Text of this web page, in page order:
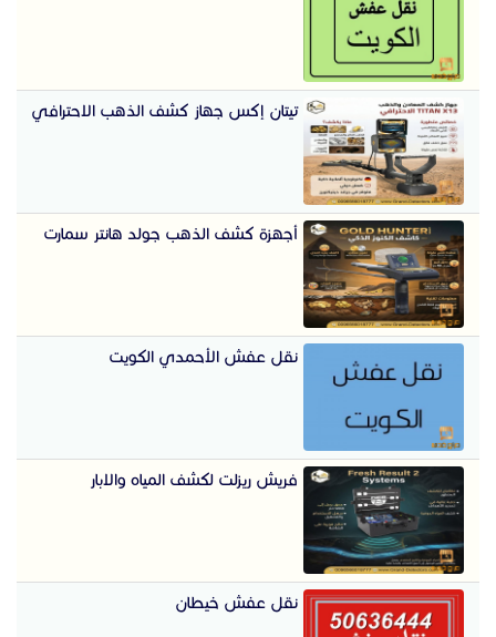
تيتان إكس جهاز كشف الذهب الاحترافي
أجهزة كشف الذهب جولد هانتر سمارت
نقل عفش الأحمدي الكويت
فريش ريزلت لكشف المياه والابار
نقل عفش خيطان